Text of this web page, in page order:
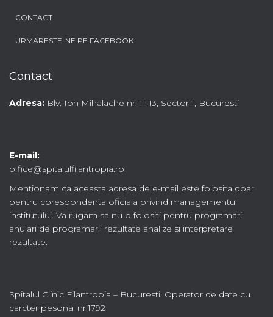
CONTACT
URMARESTE-NE PE FACEBOOK
Contact
Adresa: Blv. Ion Mihalache nr. 11-13, Sector 1, Bucuresti
E-mail:
office@spitalulfilantropia.ro
Mentionam ca aceasta adresa de e-mail este folosita doar
pentru corespondenta oficiala privind managementul
institutului. Va rugam sa nu o folositi pentru programari,
anulari de programari, rezultate analize si interpretare
rezultate.
Spitalul Clinic Filantropia – Bucuresti. Operator de date cu
carcter pesonal nr.1792